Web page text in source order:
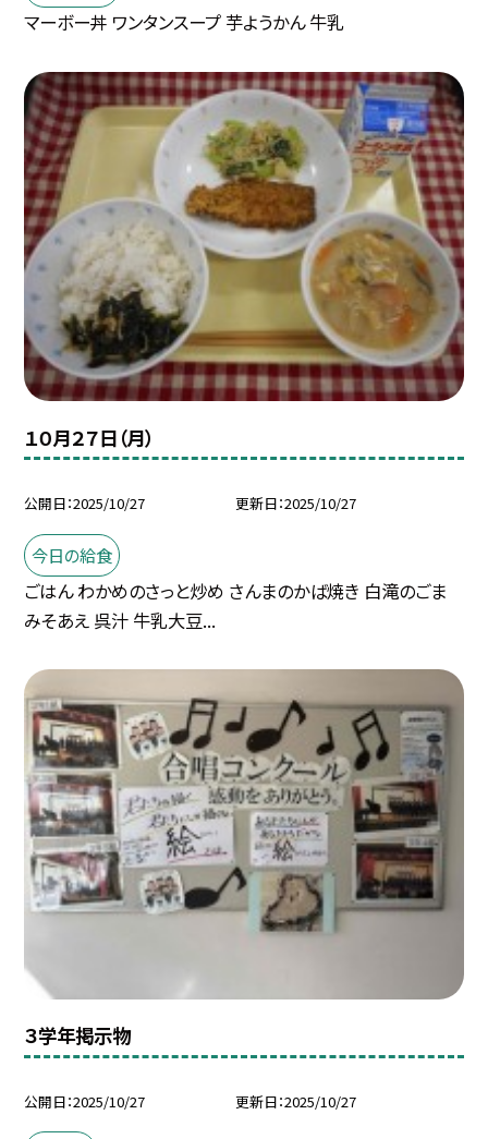
マーボー丼 ワンタンスープ 芋ようかん 牛乳
１０月２７日（月）
公開日 2025/10/27 更新日 2025/10/27
今日の給食
ごはん わかめのさっと炒め さんまのかば焼き 白滝のごま
みそあえ 呉汁 牛乳大豆...
３学年掲示物
公開日 2025/10/27 更新日 2025/10/27